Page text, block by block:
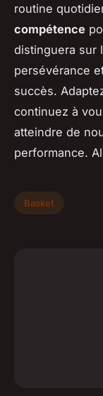
routine
compétence
distinguera sur
persévérance
succès.
continuez à
atteindre de
performance.
Basket